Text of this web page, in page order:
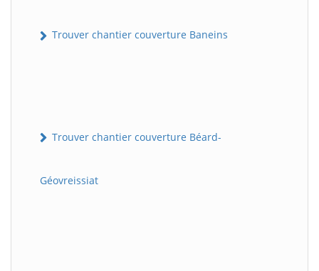
Trouver chantier couverture Baneins
Trouver chantier couverture Béard-
Géovreissiat